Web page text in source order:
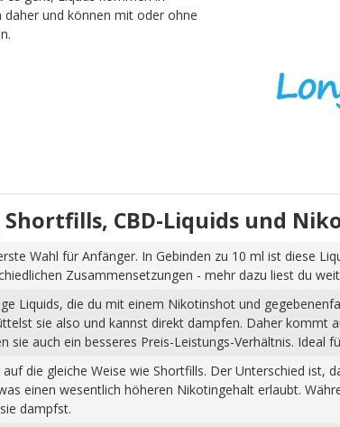
daher und können mit oder ohne
CBD-Liquids und
Wahl für Anfänger. In Gebinden zu 10 ml ist diese
Zusammensetzungen - mehr dazu liest du
Liquids, die du mit einem Nikotinshot und
sie also und kannst direkt dampfen. Daher kommt
sie auch ein besseres Preis-Leistungs-Verhältnis.
die gleiche Weise wie Shortfills. Der Unterschied ist,
einen wesentlich höheren Nikotingehalt erlaubt.
dampfst.